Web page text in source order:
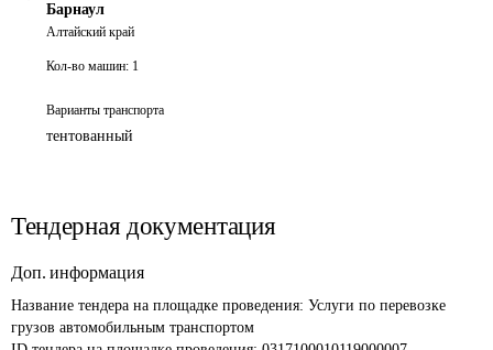
Барнаул
Алтайский край
Кол-во машин: 1
Варианты транспорта
тентованный
Тендерная документация
Доп. информация
Название тендера на площадке проведения: Услуги по перевозке
грузов автомобильным транспортом